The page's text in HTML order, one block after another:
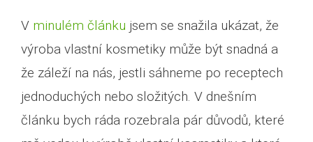
V minulém článku jsem se snažila ukázat, že
výroba vlastní kosmetiky může být snadná a
že záleží na nás, jestli sáhneme po receptech
jednoduchých nebo složitých. V dnešním
článku bych ráda rozebrala pár důvodů, které